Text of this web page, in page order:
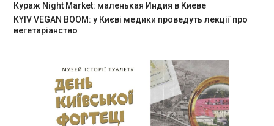
Кураж Night Market: маленькая Индия в Киеве
KYIV VEGAN BOOM: у Києві медики проведуть лекції про
вегетаріанство